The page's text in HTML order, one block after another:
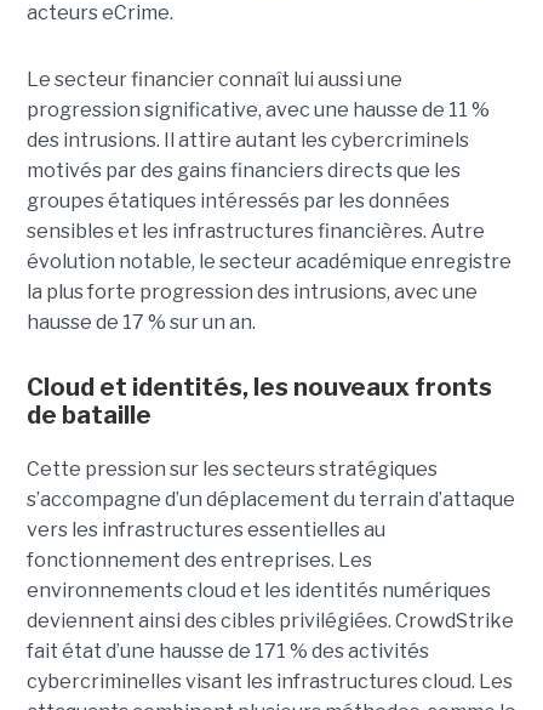
acteurs eCrime.
Le secteur financier connaît lui aussi une
progression significative, avec une hausse de 11 %
des intrusions. Il attire autant les cybercriminels
motivés par des gains financiers directs que les
groupes étatiques intéressés par les données
sensibles et les infrastructures financières. Autre
évolution notable, le secteur académique enregistre
la plus forte progression des intrusions, avec une
hausse de 17 % sur un an.
Cloud et identités, les nouveaux fronts
de bataille
Cette pression sur les secteurs stratégiques
s’accompagne d’un déplacement du terrain d’attaque
vers les infrastructures essentielles au
fonctionnement des entreprises. Les
environnements cloud et les identités numériques
deviennent ainsi des cibles privilégiées. CrowdStrike
fait état d’une hausse de 171 % des activités
cybercriminelles visant les infrastructures cloud. Les